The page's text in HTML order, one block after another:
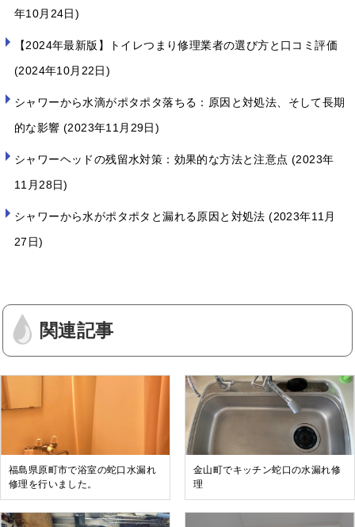
年10月24日
【2024年最新版】トイレつまり修理業者の選び方と口コミ評価
2024年10月22日
シャワーから水滴がポタポタ落ちる：原因と対処法、そして長期
的な影響
2023年11月29日
シャワーヘッドの残留水対策：効果的な方法と注意点
2023年
11月28日
シャワーから水がポタポタと漏れる原因と対処法 2023年11月
27日
関連記事
福島県原町市で浴室の蛇口水漏れ
修理を行いました。
金山町でキッチン蛇口の水漏れ修
理